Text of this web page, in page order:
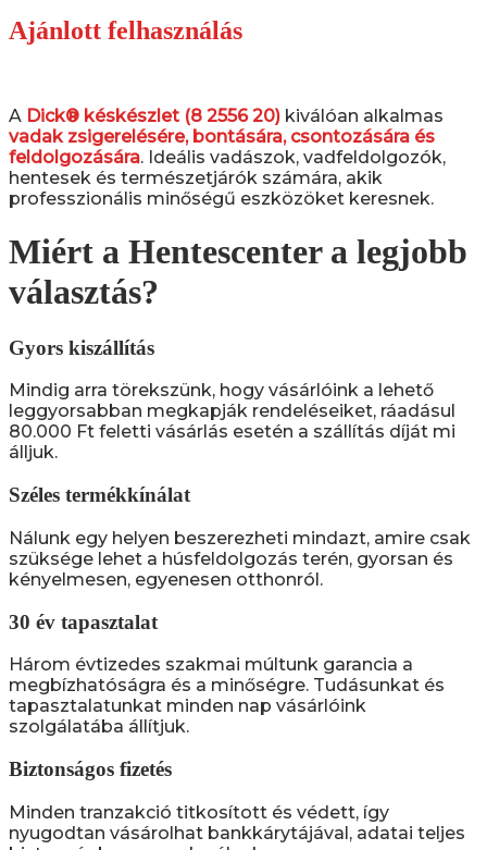
Ajánlott felhasználás
A Dick® késkészlet (8 2556 20) kiválóan alkalmas
vadak zsigerelésére, bontására, csontozására és
feldolgozására. Ideális vadászok, vadfeldolgozók,
hentesek és természetjárók számára, akik
professzionális minőségű eszközöket keresnek.
Miért a Hentescenter a legjobb
választás?
Gyors kiszállítás
Mindig arra törekszünk, hogy vásárlóink a lehető
leggyorsabban megkapják rendeléseiket, ráadásul
80.000 Ft feletti vásárlás esetén a szállítás díját mi
álljuk.
Széles termékkínálat
Nálunk egy helyen beszerezheti mindazt, amire csak
szüksége lehet a húsfeldolgozás terén, gyorsan és
kényelmesen, egyenesen otthonról.
30 év tapasztalat
Három évtizedes szakmai múltunk garancia a
megbízhatóságra és a minőségre. Tudásunkat és
tapasztalatunkat minden nap vásárlóink
szolgálatába állítjuk.
Biztonságos fizetés
Minden tranzakció titkosított és védett, így
nyugodtan vásárolhat bankkárytájával, adatai teljes